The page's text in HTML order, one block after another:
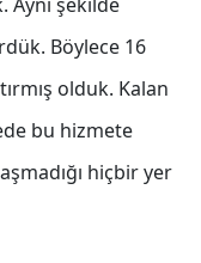
Aynı şekilde
Böylece 16
olduk. Kalan
bu hizmete
hiçbir yer